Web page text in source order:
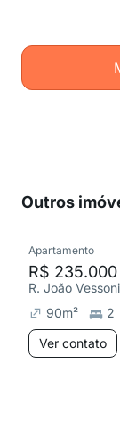
Outros
Apartamento
R$ 235.000
R. João
90m²
2
Ver contato